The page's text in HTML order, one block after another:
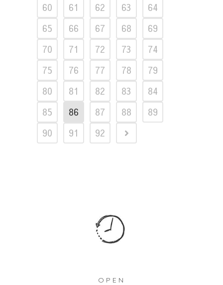
60
61 62 63
64
65
66 67 68
69
70
71 72 73
74
75
76 77 78
79
80
81 82 83
84
85
86 87 88
89
90
91 92
OPEN